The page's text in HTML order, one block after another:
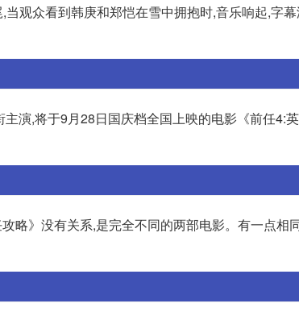
观众看到韩庚和郑恺在雪中拥抱时,音乐响起,字
主演,将于9月28日国庆档全国上映的电影《前任4:
略》没有关系,是完全不同的两部电影。有一点相